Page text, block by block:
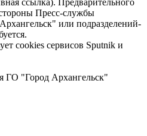
ссылка). Предварительного
Пресс-службы
или подразделений-
cookies сервисов Sputnik и
ГО "Город Архангельск"